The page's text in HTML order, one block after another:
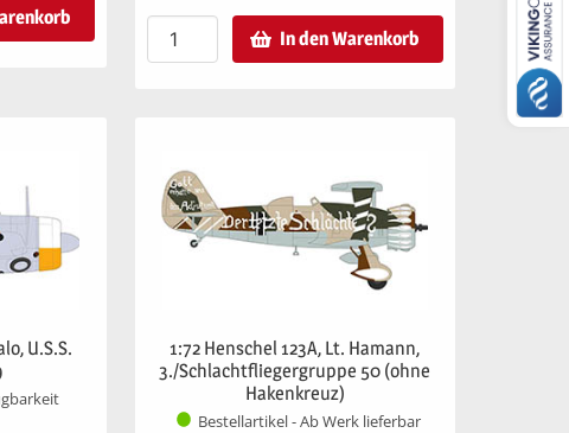
In den Warenkorb
U.S.S.
1:72 Henschel 123A, Lt. Hamann,
3./Schlachtfliegergruppe 50 (ohne
Hakenkreuz)
Bestellartikel - Ab Werk lieferbar